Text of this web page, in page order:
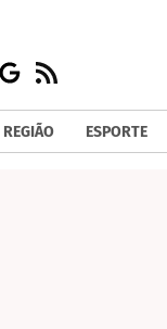
Google
RSS
REGIÃO ESPORTE